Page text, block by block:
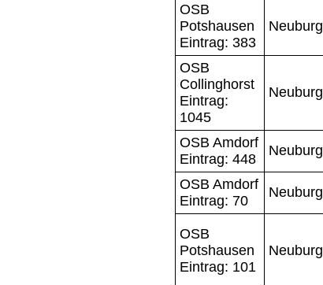
OSB
Potshausen
Eintrag: 383
Neuburg
OSB
Collinghorst
Eintrag:
1045
Neuburg
OSB Amdorf
Eintrag: 448
Neuburg
OSB Amdorf
Eintrag: 70
Neuburg
OSB
Potshausen
Eintrag: 101
Neuburg